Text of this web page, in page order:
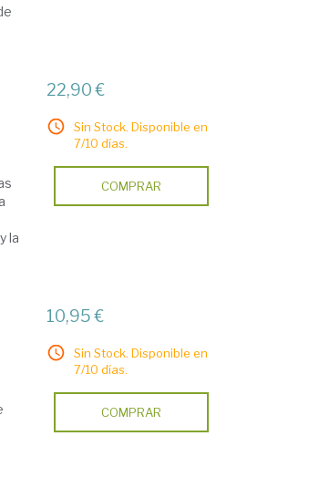
la
22,90 €
Sin Stock. Disponible en
7/10 días.
COMPRAR
10,95 €
Sin Stock. Disponible en
7/10 días.
COMPRAR